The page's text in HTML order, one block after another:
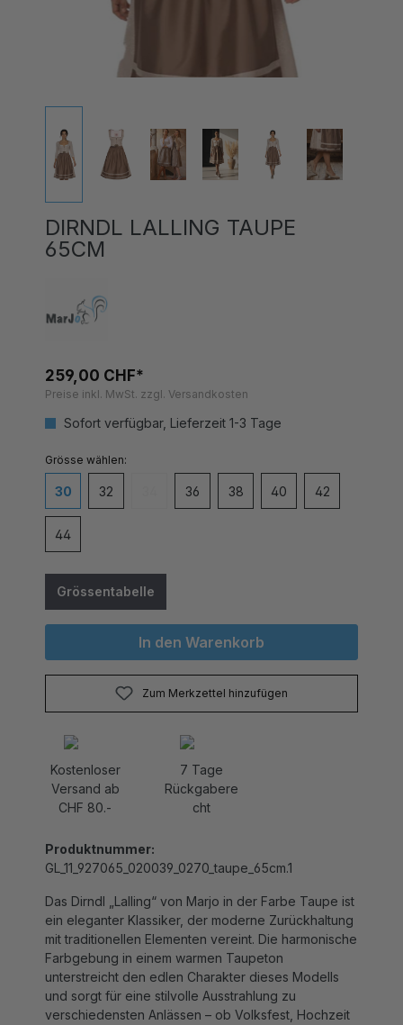
DIRNDL LALLING TAUPE
65CM
Preise inkl. MwSt. zzgl. Versandkosten
Sofort verfügbar, Lieferzeit 1-3 Tage
30 32 (Diese Option ist zurzeit nicht verfügbar.)
36 38 40 42
44
Grössentabelle
In den Warenkorb
Zum Merkzettel hinzufügen
Kostenloser
Versand ab
CHF 80.-
7 Tage
Rückgabere
cht
GL_11_927065_020039_0270_taupe_65cm.1
ein eleganter Klassiker, der moderne Zurückhaltung
mit traditionellen Elementen vereint. Die harmonische
Farbgebung in einem warmen Taupeton
unterstreicht den edlen Charakter dieses Modells
und sorgt für eine stilvolle Ausstrahlung zu
verschiedensten Anlässen – ob Volksfest, Hochzeit
oder ein feierliches Familienfest. Das Oberteil